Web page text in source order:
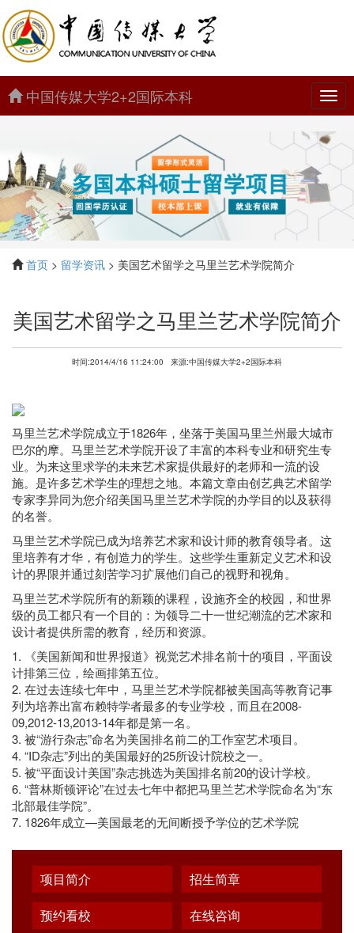
中
国
传
大
学
2+2
际
本
科
中国传媒大学2+2国际本科
首页 > 留学资讯 > 美国艺术留学之马里兰艺术学院简介
美国艺术留学之马里兰艺术学院简介
时间:2014/4/16 11:24:00 来源:中国传媒大学2+2国际本科
马里兰艺术学院成立于1826年，坐落于美国马里兰州最大城市
巴尔的摩。马里兰艺术学院开设了丰富的本科专业和研究生专
业。为来这里求学的未来艺术家提供最好的老师和一流的设
施。是许多艺术学生的理想之地。本篇文章由创艺典艺术留学
专家李异同为您介绍美国马里兰艺术学院的办学目的以及获得
的名誉。
马里兰艺术学院已成为培养艺术家和设计师的教育领导者。这
里培养有才华，有创造力的学生。这些学生重新定义艺术和设
计的界限并通过刻苦学习扩展他们自己的视野和视角。
马里兰艺术学院所有的新颖的课程，设施齐全的校园，和世界
级的员工都只有一个目的：为领导二十一世纪潮流的艺术家和
设计者提供所需的教育，经历和资源。
1. 《美国新闻和世界报道》视觉艺术排名前十的项目，平面设
计排第三位，绘画排第五位。
2. 在过去连续七年中，马里兰艺术学院都被美国高等教育记事
列为培养出富布赖特学者最多的专业学校，而且在2008-
09,2012-13,2013-14年都是第一名。
3. 被“游行杂志”命名为美国排名前二的工作室艺术项目。
4. “ID杂志”列出的美国最好的25所设计院校之一。
5. 被“平面设计美国”杂志挑选为美国排名前20的设计学校。
6. “普林斯顿评论”在过去七年中都把马里兰艺术学院命名为“东
北部最佳学院”。
7. 1826年成立—美国最老的无间断授予学位的艺术学院
项目简介
招生简章
预约看校
在线咨询